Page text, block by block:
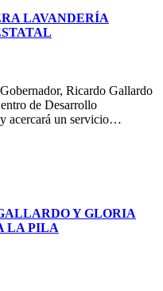
LAVANDERÍA
Ricardo Gallardo
de Desarrollo
acercará un servicio…
Y GLORIA
LA PILA